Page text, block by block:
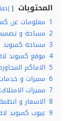
المحتويات
1 معلومات عن
2 مساحة و تصميم
3 مساحة كمبوند
4 موقع كمبوند
5 الاماكم
6 مميزات و
7 مميزات الامتلاك:
8 الاسعار و
9 عيوب كمبوند